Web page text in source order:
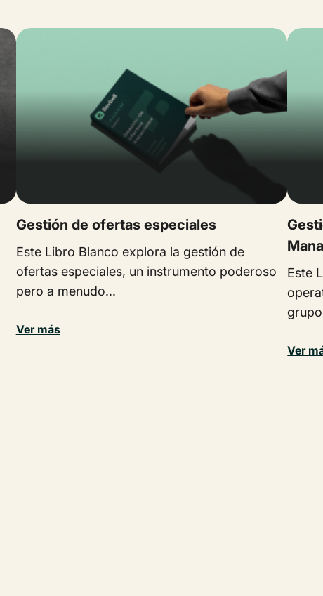
Gestión de ofertas especiales
Este Libro Blanco explora la gestión de
ofertas especiales, un instrumento poderoso
pero a menudo...
Ver más
Este
Ver